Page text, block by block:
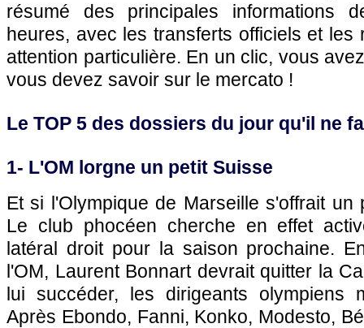
résumé des principales informations
heures, avec les transferts officiels et les
attention particulière. En un clic, vous
vous devez savoir sur le mercato !
Le TOP 5 des dossiers du jour qu'il ne
1- L'OM lorgne un petit Suisse
Et si l'Olympique de Marseille s'offrait un
Le club phocéen cherche en effet
latéral droit pour la saison prochaine.
l'OM, Laurent Bonnart devrait quitter la
lui succéder, les dirigeants olympiens
Après Ebondo, Fanni, Konko, Modesto,